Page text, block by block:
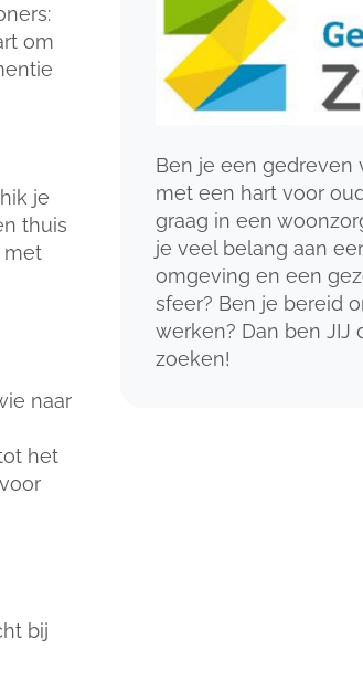
om
je
thuis
met
naar
het
bij
Ben je een gedreven
met een hart voor
graag in een
je veel belang aan
omgeving en een
sfeer? Ben je bereid
werken? Dan ben JIJ
zoeken!